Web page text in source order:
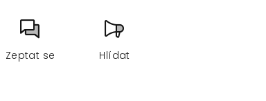
Zeptat se Hlídat